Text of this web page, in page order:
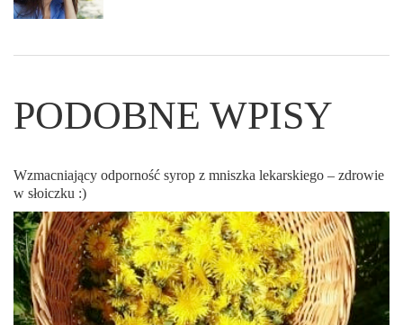
PODOBNE WPISY
Wzmacniający odporność syrop z mniszka lekarskiego – zdrowie
w słoiczku :)